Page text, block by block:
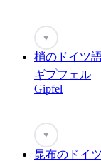
♥
梢のドイツ
ギプフェル
Gipfel
♥
昆布のドイ